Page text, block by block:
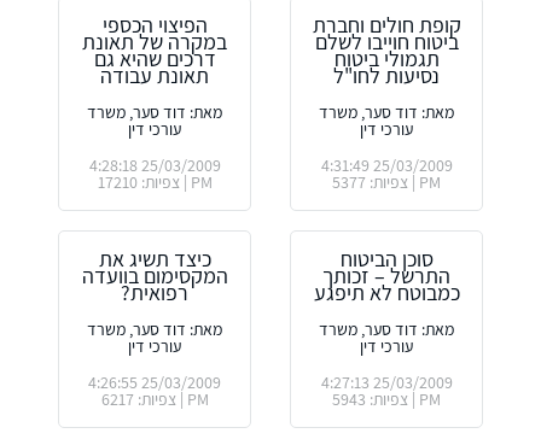
קופת חולים וחברת
ביטוח חוייבו לשלם
תגמולי ביטוח
נסיעות לחו"ל
מאת: דוד סער, משרד
עורכי דין
25/03/2009 4:31:49
PM | צפיות: 5377
הפיצוי הכספי
במקרה של תאונת
דרכים שהיא גם
תאונת עבודה
מאת: דוד סער, משרד
עורכי דין
25/03/2009 4:28:18
PM | צפיות: 17210
סוכן הביטוח
התרשל – זכותך
כמבוטח לא תיפגע
מאת: דוד סער, משרד
עורכי דין
25/03/2009 4:27:13
PM | צפיות: 5943
כיצד תשיג את
המקסימום בוועדה
רפואית?
מאת: דוד סער, משרד
עורכי דין
25/03/2009 4:26:55
PM | צפיות: 6217